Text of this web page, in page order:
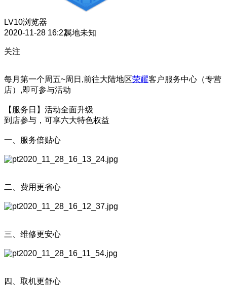
LV10浏览器
2020-11-28 16:22属地未知
关注
每月第一个周五~周日,前往大陆地区荣耀客户服务中心（专营
店）,即可参与活动
【服务日】活动全面升级
到店参与，可享六大特色权益
一、服务倍贴心
二、费用更省心
三、维修更安心
四、取机更舒心